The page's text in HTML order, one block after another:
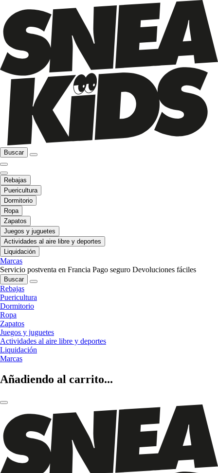
Buscar
Rebajas
Puericultura
Dormitorio
Ropa
Zapatos
Juegos y juguetes
Actividades al aire libre y deportes
Liquidación
Marcas
Servicio postventa en Francia Pago seguro Devoluciones fáciles
Buscar
Rebajas
Puericultura
Dormitorio
Ropa
Zapatos
Juegos y juguetes
Actividades al aire libre y deportes
Liquidación
Marcas
Añadiendo al carrito...